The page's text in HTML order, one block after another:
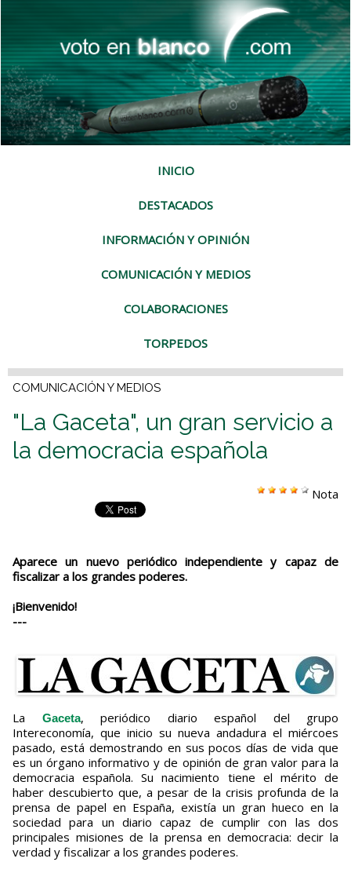
INICIO
DESTACADOS
INFORMACIÓN Y OPINIÓN
COMUNICACIÓN Y MEDIOS
COLABORACIONES
TORPEDOS
COMUNICACIÓN Y MEDIOS
"La Gaceta", un gran servicio a
la democracia española
Nota
Aparece un nuevo periódico independiente y capaz de
fiscalizar a los grandes poderes.
¡Bienvenido!
---
La Gaceta, periódico diario español del grupo
Intereconomía, que inicio su nueva andadura el miércoes
pasado, está demostrando en sus pocos días de vida que
es un órgano informativo y de opinión de gran valor para la
democracia española. Su nacimiento tiene el mérito de
haber descubierto que, a pesar de la crisis profunda de la
prensa de papel en España, existía un gran hueco en la
sociedad para un diario capaz de cumplir con las dos
principales misiones de la prensa en democracia: decir la
verdad y fiscalizar a los grandes poderes.